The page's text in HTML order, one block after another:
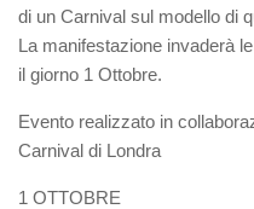
di un Carnival sul modello di
La manifestazione invaderà
il giorno 1 Ottobre.
Evento realizzato in
Carnival di Londra
1 OTTOBRE